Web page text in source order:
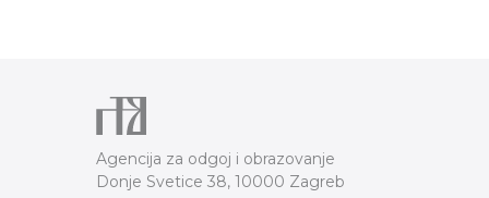
Agencija za odgoj i obrazovanje
Donje Svetice 38, 10000 Zagreb